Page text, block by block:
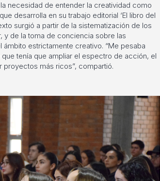
necesidad de entender la creatividad como
desarrolla en su trabajo editorial ‘El libro del
surgió a partir de la sistematización de los
y de la toma de conciencia sobre las
estrictamente creativo. “Me pesaba
tenía que ampliar el espectro de acción, el
proyectos más ricos”, compartió.